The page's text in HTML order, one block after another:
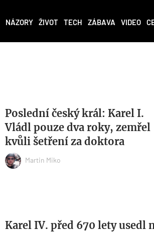
NÁZORY ŽIVOT TECH ZÁBAVA VIDEO
Poslední český král: Karel I.
Vládl pouze dva roky, zemřel
kvůli šetření za doktora
Martin Miko
Karel IV. před 670 lety usedl